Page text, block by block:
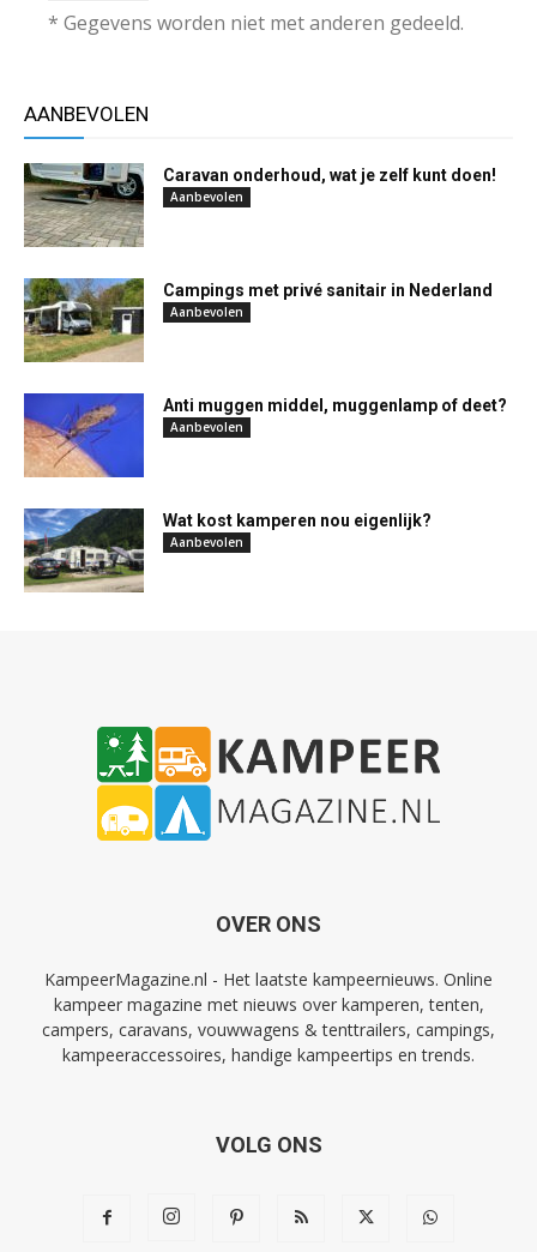
* Gegevens worden niet met anderen gedeeld.
AANBEVOLEN
Caravan onderhoud, wat je zelf kunt doen!
Aanbevolen
Campings met privé sanitair in Nederland
Aanbevolen
Anti muggen middel, muggenlamp of deet?
Aanbevolen
Wat kost kamperen nou eigenlijk?
Aanbevolen
OVER ONS
KampeerMagazine.nl - Het laatste kampeernieuws. Online
kampeer magazine met nieuws over kamperen, tenten,
campers, caravans, vouwwagens & tenttrailers, campings,
kampeeraccessoires, handige kampeertips en trends.
VOLG ONS